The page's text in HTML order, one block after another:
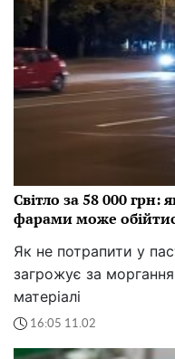
Світло за 58 000
фарами може
Як не потрапити у
загрожує за
матеріалі
16:05 11.02